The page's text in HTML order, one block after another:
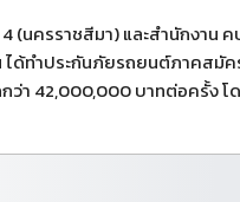
(นครราชสีมา) และสำนักงาน
ด้ทำประกันภัยรถยนต์ภาคสมัค
42,000,000 บาทต่อครั้ง โ